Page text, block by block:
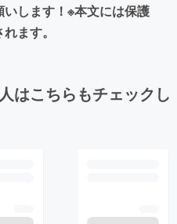
します！※本文には保護
ます。
はこちらもチェックし